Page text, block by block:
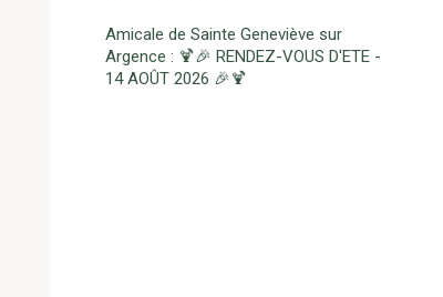
Amicale de Sainte Geneviève sur
Argence : 🍹🎉 RENDEZ-VOUS D'ETE -
14 AOÛT 2026 🎉🍹